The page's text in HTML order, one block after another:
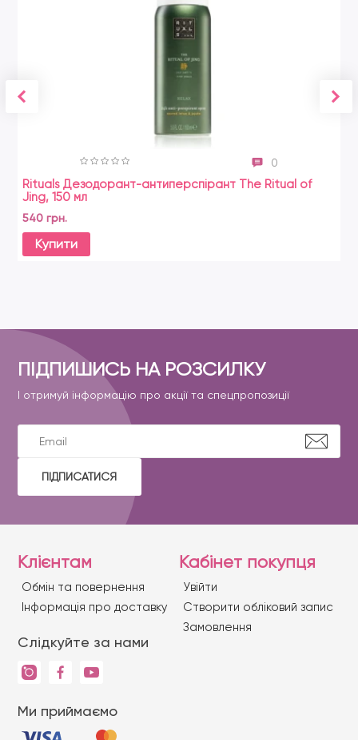
0
Rituals Дезодорант-антиперспірант The Ritual of
Jing, 150 мл
540 грн.
Купити
ПІДПИШИСЬ НА РОЗСИЛКУ
І отримуй інформацію про акції та спецпропозиції
ПІДПИСАТИСЯ
Клієнтам
Обмін та повернення
Iнформація про доставку
Слідкуйте за нами
Ми приймаємо
Кабінет покупця
Увійти
Створити обліковий запис
Замовлення